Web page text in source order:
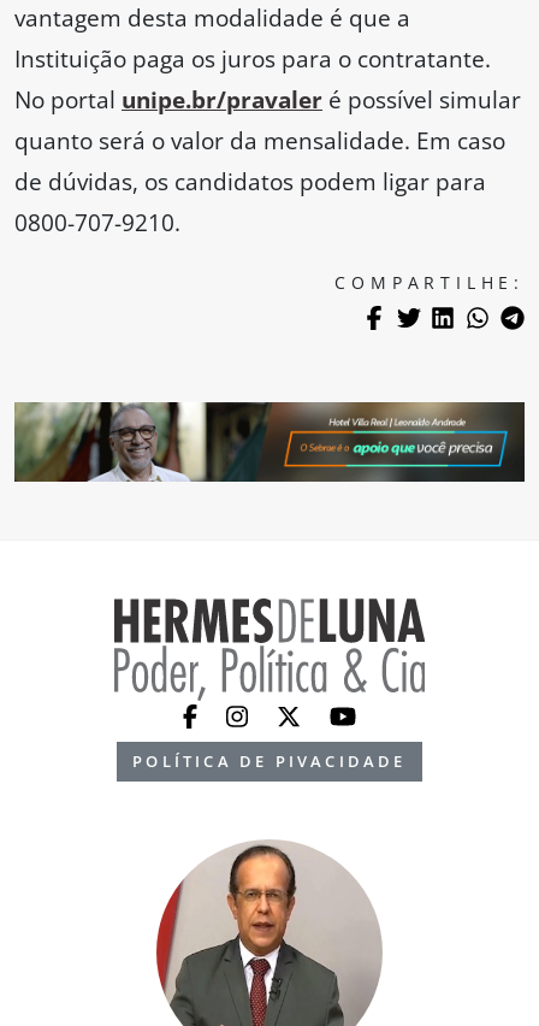
vantagem desta modalidade é que a
Instituição paga os juros para o contratante.
No portal unipe.br/pravaler é possível simular
quanto será o valor da mensalidade. Em caso
de dúvidas, os candidatos podem ligar para
0800-707-9210.
COMPARTILHE:
POLÍTICA DE PIVACIDADE